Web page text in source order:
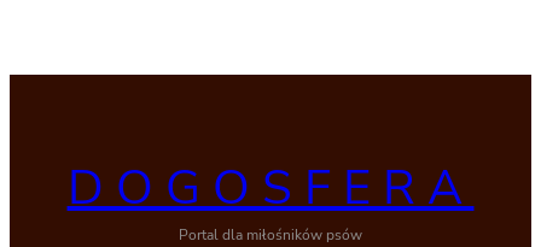
DOGOSFERA
Portal dla miłośników psów